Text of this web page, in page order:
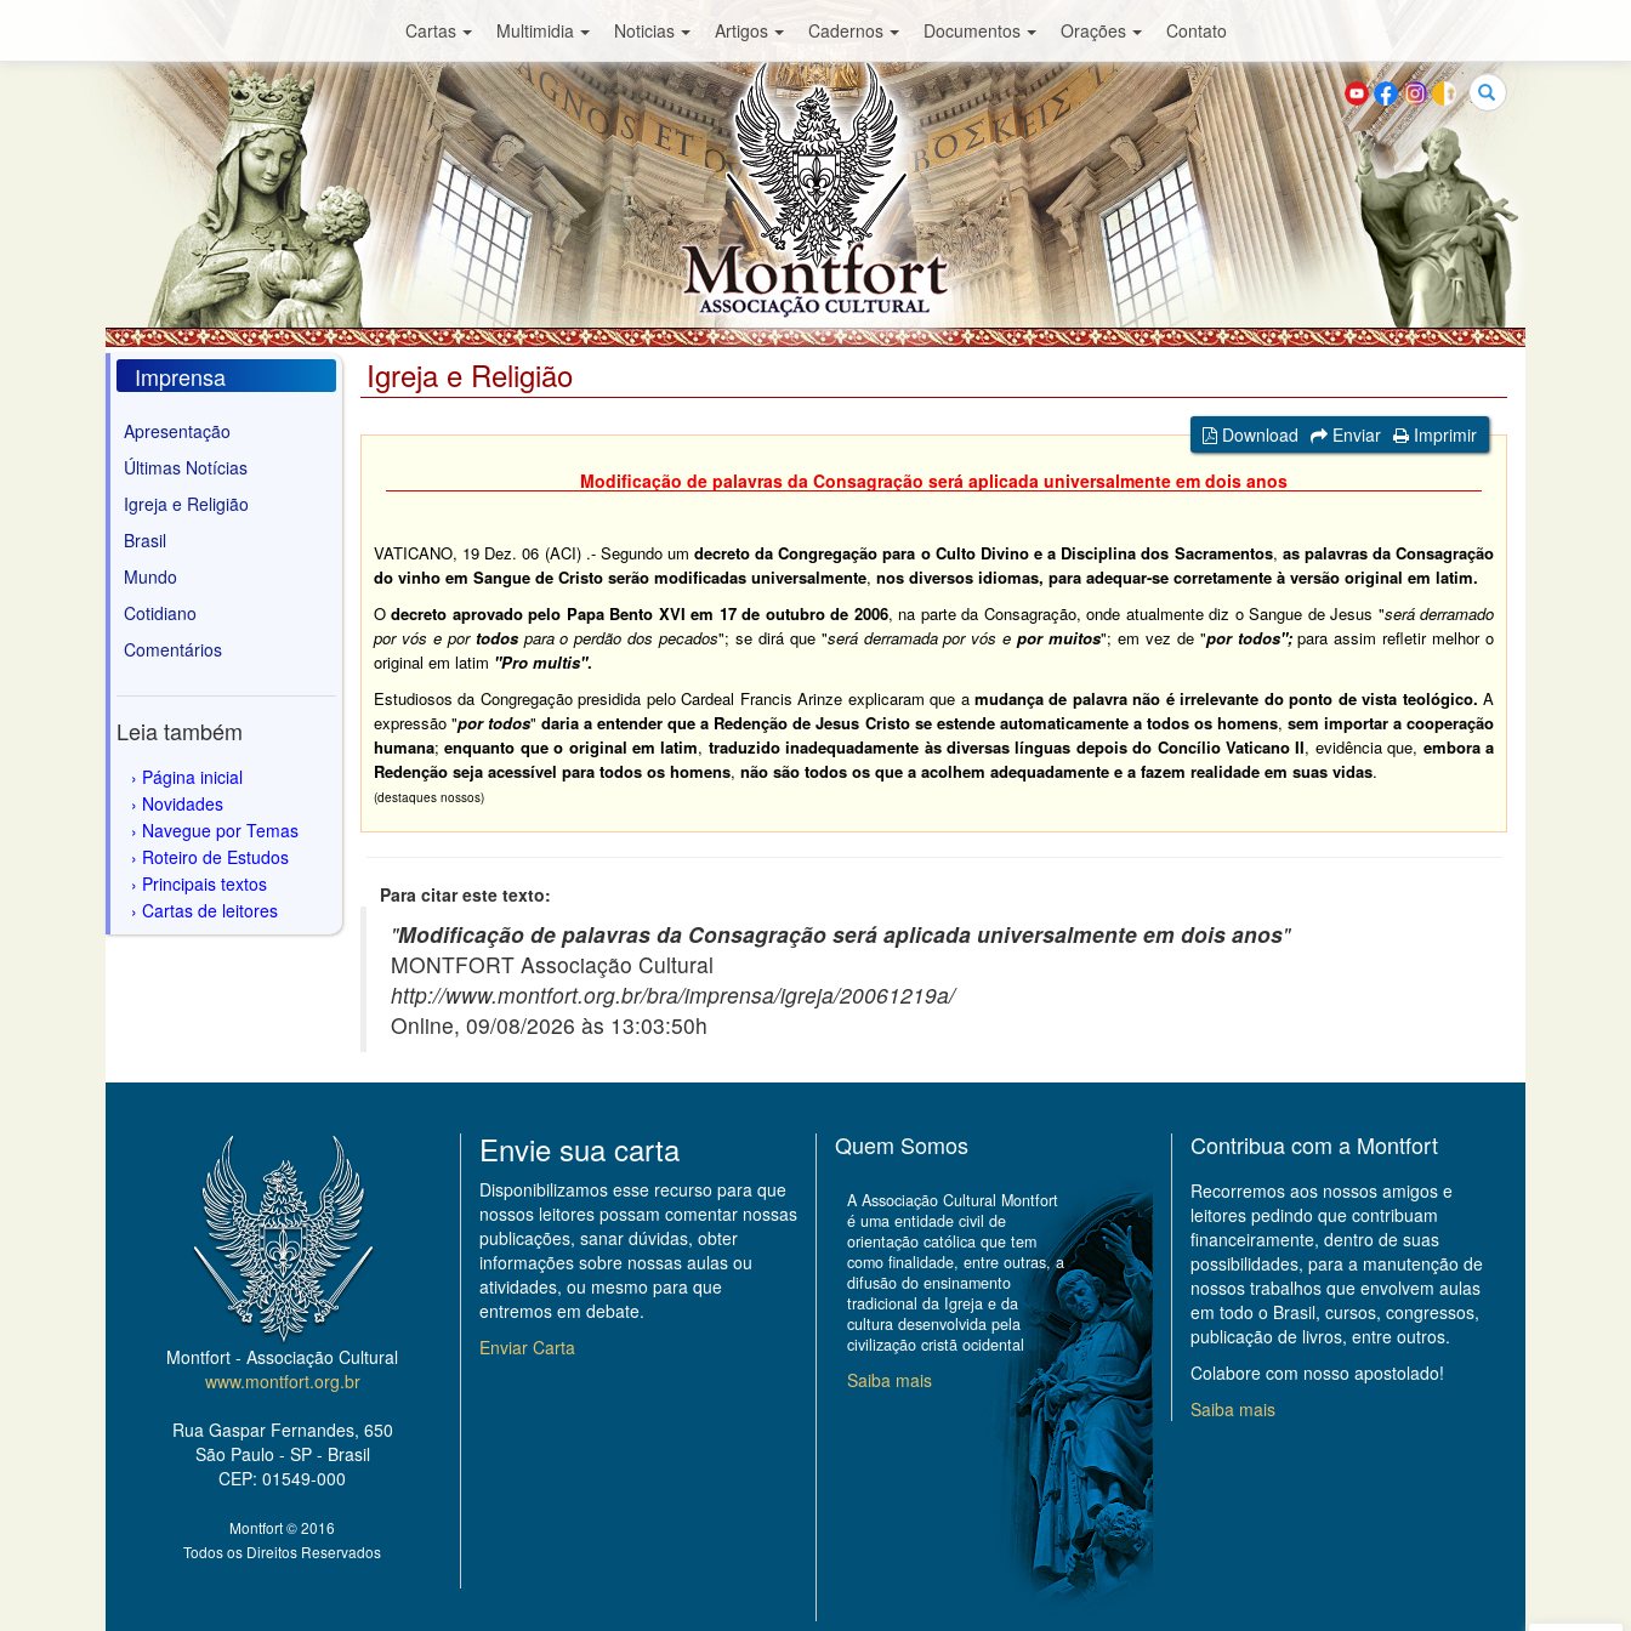
Cartas Multimidia Noticias Artigos Cadernos Documentos Orações Contato
Buscar
Imprensa
Apresentação
Últimas Notícias
Igreja e Religião
Brasil
Mundo
Cotidiano
Comentários
Leia também
Página inicial
Novidades
Navegue por Temas
Roteiro de Estudos
Principais textos
Cartas de leitores
Igreja e Religião
Download Enviar
Imprimir
Modificação de palavras da Consagração será aplicada universalmente em dois anos
VATICANO, 19 Dez. 06 (ACI) .- Segundo umdecreto da Congregação para o Culto Divino e a Disciplina dos Sacramentos, as palavras da Consagração
do vinho em Sangue de Cristo serão modificadas universalmente, nos diversos idiomas, para adequar-se corretamente à versão original em latim.
Odecreto aprovado pelo Papa Bento XVI em 17 de outubro de 2006, na parte da Consagração, onde atualmente diz o Sangue de Jesus "será derramado
por vós e por todos para o perdão dos pecados"; se dirá que "será derramada por vós epor muitos"; em vez de "por todos";para assim refletir melhor o
original em latim "Pro multis".
Estudiosos da Congregação presidida pelo Cardeal Francis Arinze explicaram que a mudança de palavra não é irrelevante do ponto de vista teológico. A
expressão "por todos"daria a entender que a Redenção de Jesus Cristo se estende automaticamente a todos os homens, sem importar a cooperação
humana;enquanto que o original em latim, traduzido inadequadamente às diversas línguas depois do Concílio Vaticano II, evidência que, embora a
Redenção seja acessível para todos os homens, não são todos os que a acolhem adequadamente e a fazem realidade em suas vidas.
(destaques nossos)
Para citar este texto:
"Modificação de palavras da Consagração será aplicada universalmente em dois anos"
MONTFORT Associação Cultural
http://www.montfort.org.br/bra/imprensa/igreja/20061219a/
Online, 09/08/2026 às 13:03:50h
Montfort - Associação Cultural
www.montfort.org.br
Rua Gaspar Fernandes, 650
São Paulo - SP - Brasil
CEP: 01549-000
Montfort © 2016
Todos os Direitos Reservados
Envie sua carta
Disponibilizamos esse recurso para que
nossos leitores possam comentar nossas
publicações, sanar dúvidas, obter
informações sobre nossas aulas ou
atividades, ou mesmo para que
entremos em debate.
Enviar Carta
Quem Somos
A Associação Cultural Montfort
é uma entidade civil de
orientação católica que tem
como finalidade, entre outras, a
difusão do ensinamento
tradicional da Igreja e da
cultura desenvolvida pela
civilização cristã ocidental
Saiba mais
Contribua com a Montfort
Recorremos aos nossos amigos e
leitores pedindo que contribuam
financeiramente, dentro de suas
possibilidades, para a manutenção de
nossos trabalhos que envolvem aulas
em todo o Brasil, cursos, congressos,
publicação de livros, entre outros.
Colabore com nosso apostolado!
Saiba mais